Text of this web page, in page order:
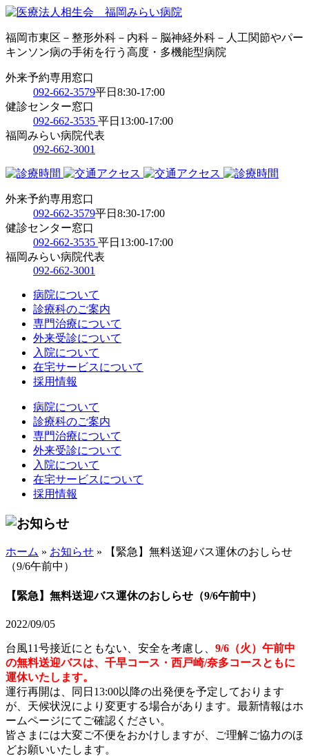
福岡市東区－整形外科－内科－脳神経外科－人工関節やパー
キンソン病の手術を行う高度・多機能型病院
外来予約専用窓口
092-662-3579平日8:30-17:00
健診センター窓口
092-662-3535 平日13:00-17:00
福岡みらい病院代表
092-662-3001
外来予約専用窓口
092-662-3579平日8:30-17:00
健診センター窓口
092-662-3535 平日13:00-17:00
福岡みらい病院代表
092-662-3001
病院について
診療科のご案内
専門治療について
外来受診について
入院について
在宅サービスについて
採用情報
病院について
診療科のご案内
専門治療について
外来受診について
入院について
在宅サービスについて
採用情報
ホーム » お知らせ »
【緊急】無料送迎バス運休のおしらせ
（9/6午前中）
【緊急】無料送迎バス運休のおしらせ（9/6午前中）
2022/09/05
台風11号接近にともない、安全を考慮し、 9/6（火）午前中
の無料送迎バスは、千早コース・西戸崎/奈多コースともに
運休いたします。
運行再開は、同日13:00以降の出発便を予定しております
が、天候状況により変更する場合があります。最新情報はホ
ームページにてご確認ください。
皆さまには大変ご不便をおかけしますが、ご理解ご協力のほ
どお願いいたします。